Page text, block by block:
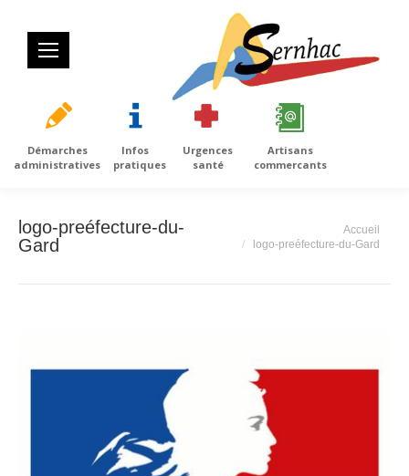
Démarches
administratives
Infos
pratiques
Urgences
santé
Artisans
commercants
logo-preéfecture-du-
Gard
Accueil
logo-preéfecture-du-Gard